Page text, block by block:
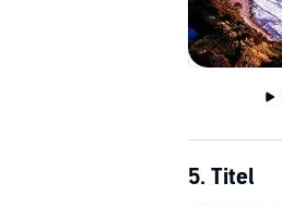
5. Titel